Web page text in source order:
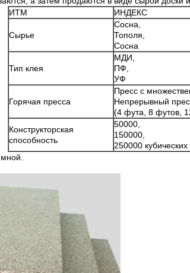
ИТМ
ИНДЕКС
Сырье
Сосна,
Тополя,
Сосна
Тип клея
МДИ,
ПФ,
УФ
Горячая пресса
Пресс с
Непрерывный
(4 фута, 8 футов,
Конструкторская
способность
50000,
150000,
250000